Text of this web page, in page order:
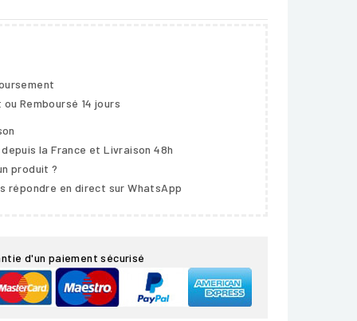
Remboursé 14 jours
la France et Livraison 48h
produit ?
répondre en direct sur WhatsApp
d'un paiement sécurisé